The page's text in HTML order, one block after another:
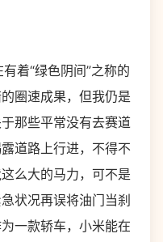
着“绿色阴间”之称的
圈速成果，但我仍是
那些平常没有去赛道
道路上行进，不得不
么大的马力，可不是
状况再误将油门当刹
一款轿车，小米能在